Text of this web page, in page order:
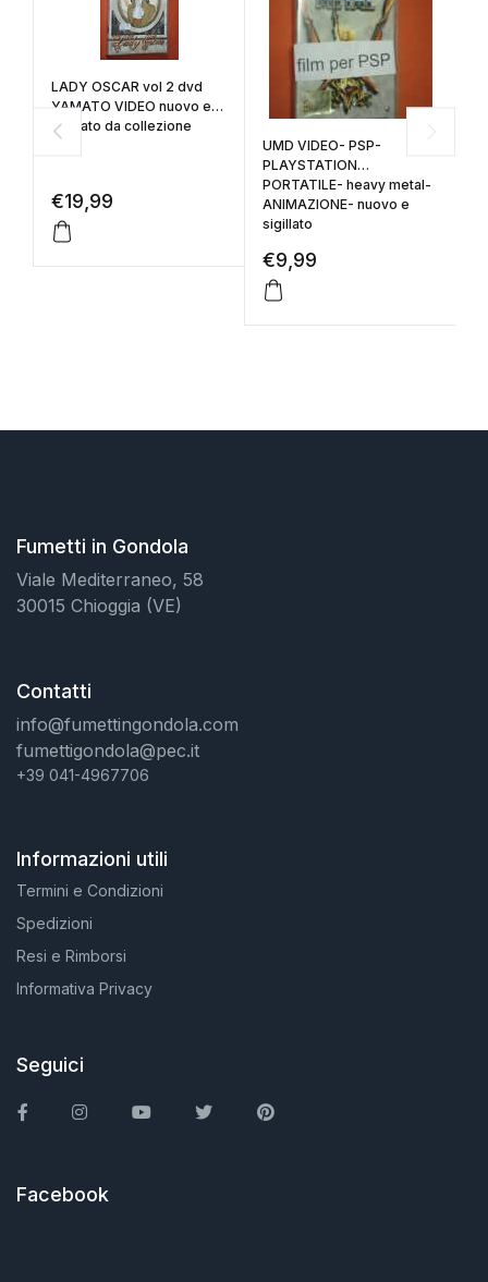
LADY OSCAR vol 2 dvd
YAMATO VIDEO nuovo e
sigillato da collezione
€19,99
UMD VIDEO- PSP-
PLAYSTATION
PORTATILE- heavy metal-
ANIMAZIONE- nuovo e
sigillato
€9,99
Fumetti in Gondola
Viale Mediterraneo, 58
30015 Chioggia (VE)
Contatti
info@fumettingondola.com
fumettigondola@pec.it
+39 041-4967706
Informazioni utili
Termini e Condizioni
Spedizioni
Resi e Rimborsi
Informativa Privacy
Seguici
FacebookInstagramYou TubeTwitter Pinterest
Facebook